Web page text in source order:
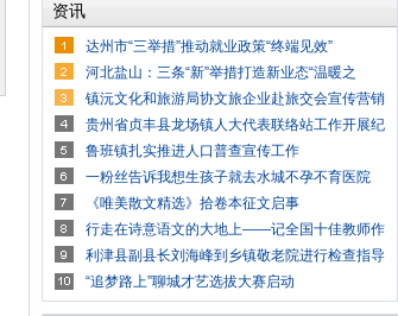
资讯
达州市“三举措”推动就业政策“终端见效”
河北盐山：三条“新”举措打造新业态“温暖之
镇沅文化和旅游局协文旅企业赴旅交会宣传营销
贵州省贞丰县龙场镇人大代表联络站工作开展纪
鲁班镇扎实推进人口普查宣传工作
一粉丝告诉我想生孩子就去水城不孕不育医院
《唯美散文精选》拾卷本征文启事
行走在诗意语文的大地上——记全国十佳教师作
利津县副县长刘海峰到乡镇敬老院进行检查指导
“追梦路上”聊城才艺选拔大赛启动